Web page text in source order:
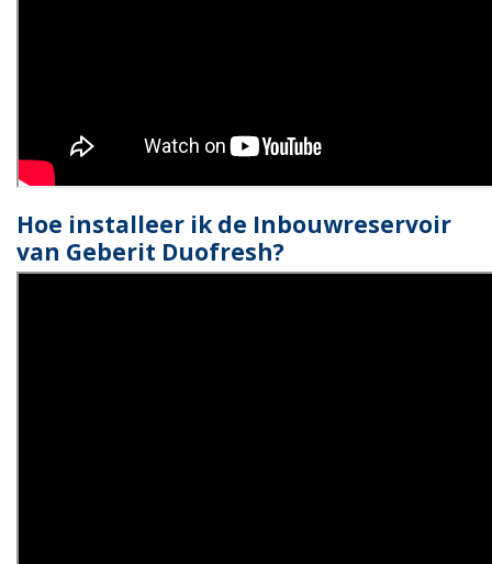
Hoe installeer ik de Inbouwreservoir
van Geberit Duofresh?